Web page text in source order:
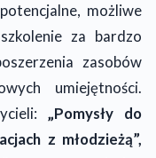
możliwe
za bardzo
zasobów
umiejętności.
„Pomysły do
z młodzieżą”,